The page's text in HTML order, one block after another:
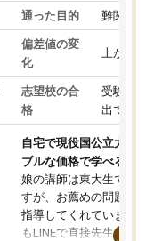
通った目的 難関私立
偏差値の変
化
上がった
志望校の合
格
受験して
出ていな
自宅で現役国公立大学生
ブルな価格で学べる
娘の講師は東大生では無
すが、お薦めの問題集や
指導してくれています。
もLINEで直接先生に質問